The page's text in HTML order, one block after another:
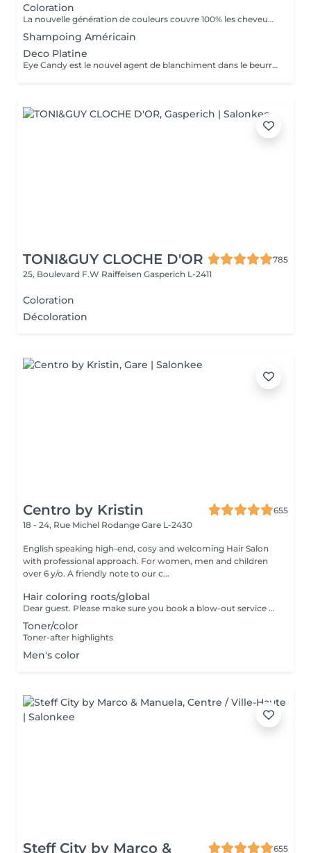
Coloration
La nouvelle génération de couleurs couvre 100% les cheveux blancs, ce qui rend le traitement aussi naturel que possible car il ne contient ni ammoniaque, ni PPD (paraphénylènediamine), ni résorcine, ni paraben ni Nichel. L'ajout d'extrait de feuille de Baobab confère à la crème une grande valeur cosmétique, offrant protection, hydratation, brillance et douceur au toucher. Il contient également de l'huile d'argan, de l'huile de karité, de l'huile de pépins de raisin et de l'extrait de citron en remplacement de la paraffine. Ces composants d'origine végétale sont reconnus pour leur pouvoir hydratant, nourrissant et polissant exceptionnel.
Shampoing Américain
Deco Platine
Eye Candy est le nouvel agent de blanchiment dans le beurre à faible teneur en ammoniac, capable de garantir des résultats de blanchiment élevés sans attaquer ni endommager la structure du cheveu et avec une action délicate et protectrice sur la peau. Pendant les phases de décoloration, il protège les cheveux, leur donne force et vitalité, reconstruit et revitalise, tout en aidant à maintenir la structure capillaire compacte pendant tout le processus d'éclaircissement. Une formule innovante et efficace, un produit révolutionnaire au service du salon, en parfaite adéquation avec les tendances du moment, qui exigent souvent un éclairage extrême comme base des couleurs à la mode. Avec Eye Candy, vous pouvez décolorer les cheveux même à des rythmes soutenus en les laissant parfaitement intacts et vitaux!
TONI&GUY CLOCHE D'OR
785
25, Boulevard F.W Raiffeisen Gasperich L-2411
Coloration
Décoloration
Centro by Kristin
655
18 - 24, Rue Michel Rodange Gare L-2430
English speaking high-end, cosy and welcoming Hair Salon
with professional approach. For women, men and children
over 6 y/o. A friendly note to our c...
Hair coloring roots/global
Dear guest. Please make sure you book a blow-out service after your color service, that is additional 30 minutes to the total service. Thank you for understanding. Team Centro
Toner/color
Toner-after highlights
Men's color
Steff City by Marco &
655